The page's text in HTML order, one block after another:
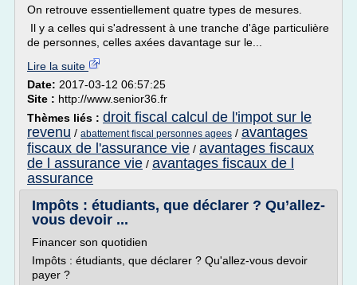
On retrouve essentiellement quatre types de mesures.
Il y a celles qui s'adressent à une tranche d'âge particulière
de personnes, celles axées davantage sur le...
Lire la suite
Date: 2017-03-12 06:57:25
Site : http://www.senior36.fr
Thèmes liés : droit fiscal calcul de l'impot sur le
revenu / abattement fiscal personnes agees / avantages
fiscaux de l'assurance vie / avantages fiscaux
de l assurance vie / avantages fiscaux de l
assurance
Impôts : étudiants, que déclarer ? Qu’allez-
vous devoir ...
Financer son quotidien
Impôts : étudiants, que déclarer ? Qu'allez-vous devoir
payer ?